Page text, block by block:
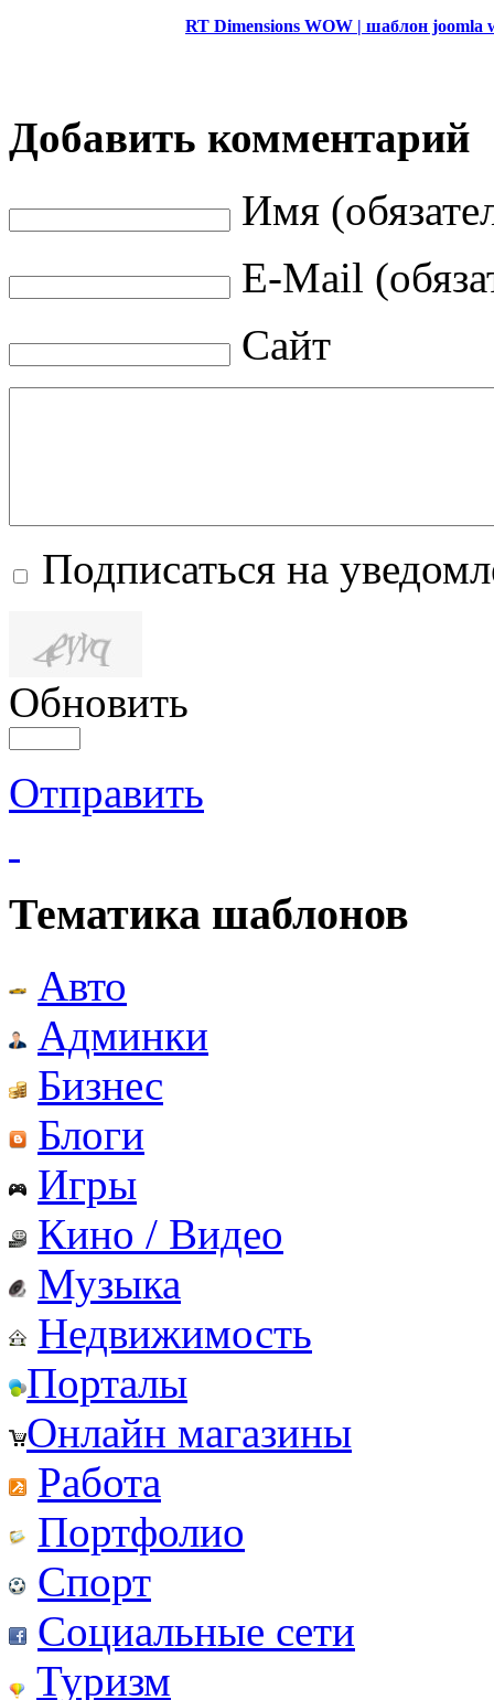
RT Dimensions WOW | шаблон joomla
Добавить комментарий
Имя
E-Mail
Сайт
Подписаться на
Обновить
Отправить
Тематика шаблонов
Авто
Админки
Бизнес
Блоги
Игры
Кино / Видео
Музыка
Недвижимость
Порталы
Онлайн магазины
Работа
Портфолио
Спорт
Социальные сети
Туризм